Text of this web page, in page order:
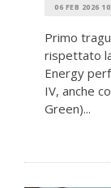
06 FEB 2026
Primo
rispettato
Energy
IV, anche
Green)...